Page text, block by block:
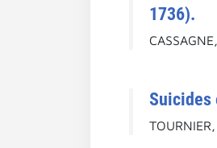
1736).
Suicides